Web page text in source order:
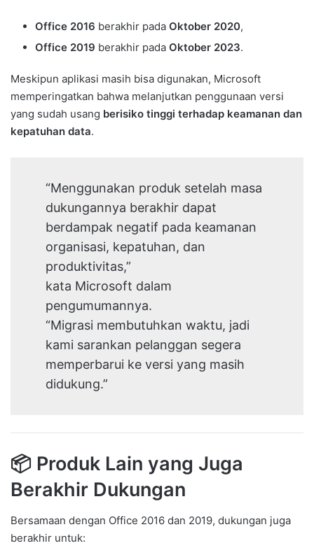
Office 2016 berakhir pada Oktober 2020,
Office 2019 berakhir pada Oktober 2023.
Meskipun aplikasi masih bisa digunakan, Microsoft
memperingatkan bahwa melanjutkan penggunaan versi
yang sudah usang berisiko tinggi terhadap keamanan dan
kepatuhan data.
“Menggunakan produk setelah masa
dukungannya berakhir dapat
berdampak negatif pada keamanan
organisasi, kepatuhan, dan
produktivitas,”
kata Microsoft dalam
pengumumannya.
“Migrasi membutuhkan waktu, jadi
kami sarankan pelanggan segera
memperbarui ke versi yang masih
didukung.”
📦 Produk Lain yang Juga
Berakhir Dukungan
Bersamaan dengan Office 2016 dan 2019, dukungan juga
berakhir untuk: